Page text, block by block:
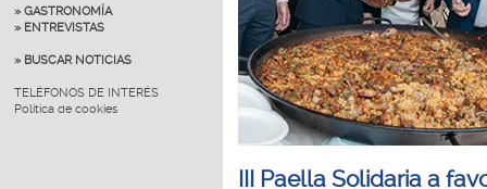
» GASTRONOMÍA
» ENTREVISTAS
» BUSCAR NOTICIAS
TELÉFONOS DE INTERÉS
Política de cookies
III Paella Solidaria a